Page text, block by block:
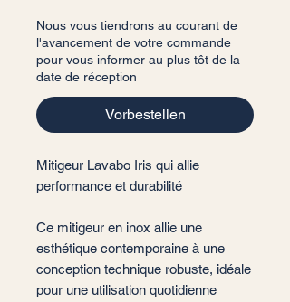
Nous vous tiendrons au courant de
l'avancement de votre commande
pour vous informer au plus tôt de la
date de réception
Vorbestellen
Mitigeur Lavabo Iris qui allie
performance et durabilité
Ce mitigeur en inox allie une
esthétique contemporaine à une
conception technique robuste, idéale
pour une utilisation quotidienne